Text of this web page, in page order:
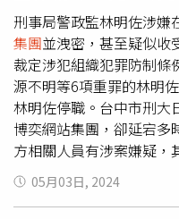
少人頗有怨言。
刑事局警政監林明佐涉嫌
集團並洩密，甚至疑似收
裁定涉犯組織犯罪防制條
源不明等6項重罪的林明
林明佐停職。台中市刑大
博奕網站集團，卻延宕多
方相關人員有涉案嫌疑，
市刑大隊隊長高升刑事
博奕集團、包庇不法遭到
05月03日, 2024